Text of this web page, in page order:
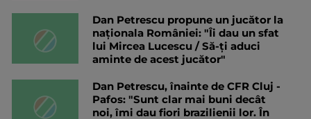
Dan Petrescu propune un jucător la
naționala României: "Îi dau un sfat
lui Mircea Lucescu / Să-ți aduci
aminte de acest jucător"
Dan Petrescu, înainte de CFR Cluj -
Pafos: "Sunt clar mai buni decât
noi, îmi dau fiori brazilienii lor. În